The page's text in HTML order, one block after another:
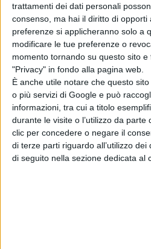
trattamenti dei dati personali
consenso, ma hai il diritto di
preferenze si applicheranno solo a
modificare le tue preferenze o
momento tornando su questo sito
"Privacy" in fondo alla pagina web.
È anche utile notare che questo
o più servizi di Google e può
informazioni, tra cui a titolo
durante le visite o l’utilizzo da parte
clic per concedere o negare il
di terze parti riguardo all’utilizzo
di seguito nella sezione dedicata al
Chi siamoContattiPrivacy
Emanuela Giuliani